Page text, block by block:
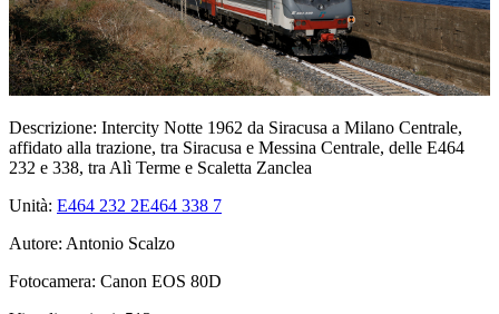
Descrizione: Intercity Notte 1962 da Siracusa a Milano Centrale,
affidato alla trazione, tra Siracusa e Messina Centrale, delle E464
232 e 338, tra Alì Terme e Scaletta Zanclea
Unità: E464 232 2E464 338 7
Autore: Antonio Scalzo
Fotocamera: Canon EOS 80D